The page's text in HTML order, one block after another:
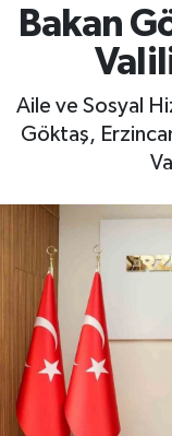
Bakan
Aile ve Sosyal
Göktaş,
Borsa
İş Dünyası
Lojistik
Asayiş
Magazin
Gayrimenkul
Spor
Süper Lig
Tüm
Son Dakika
Haber Arşivi